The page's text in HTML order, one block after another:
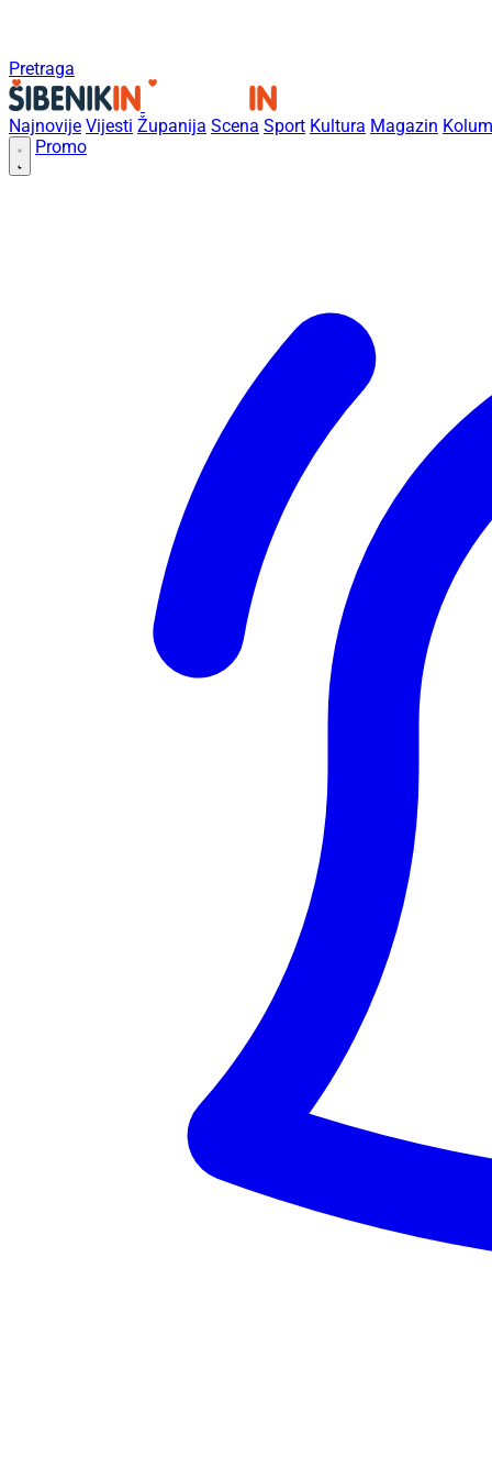
Pretraga
Najnovije Vijesti Županija Scena Sport Kultura Magazin
Promo